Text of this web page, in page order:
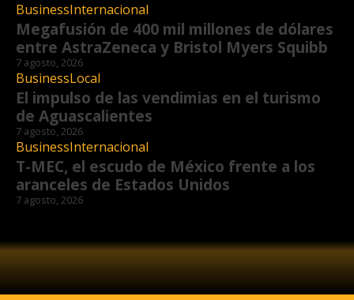
BusinessInternacional
Megafusión de 400 mil millones de dólares
entre AstraZeneca y Bristol Myers Squibb
7 agosto, 2026
BusinessLocal
El impulso de las vendimias en el turismo
de Aguascalientes
7 agosto, 2026
BusinessInternacional
T-MEC, el escudo de México frente a los
aranceles de Estados Unidos
7 agosto, 2026